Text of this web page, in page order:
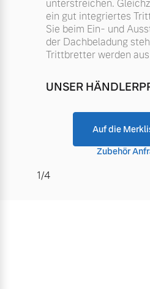
Fahrzeug konfigurieren
Sofort verfügbare
Volvo
Die
Mehr
Mehr
unterstreichen.
ein gut integriertes
Sie beim Ein- und
der Dachbeladung
Trittbretter werden
UNSER
Auf die
Zubehör
1/4